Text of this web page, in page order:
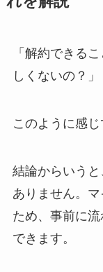
「解約できる
しくないの？」
このように感じ
結論からいう
ありません。
ため、事前に
できます。